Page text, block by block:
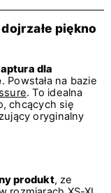
piękno
dla
. Powstała na bazie
. To idealna
chcących się
oryginalny
produkt, ze